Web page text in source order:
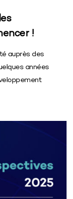
!
auprès des
années